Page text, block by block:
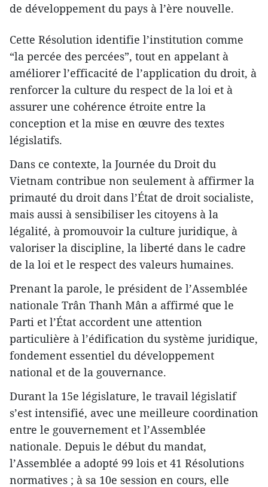
de développement du pays à l’ère nouvelle.
Cette Résolution identifie l’institution comme
“la percée des percées”, tout en appelant à
améliorer l’efficacité de l’application du droit, à
renforcer la culture du respect de la loi et à
assurer une cohérence étroite entre la
conception et la mise en œuvre des textes
législatifs.
Dans ce contexte, la Journée du Droit du
Vietnam contribue non seulement à affirmer la
primauté du droit dans l’État de droit socialiste,
mais aussi à sensibiliser les citoyens à la
légalité, à promouvoir la culture juridique, à
valoriser la discipline, la liberté dans le cadre
de la loi et le respect des valeurs humaines.
Prenant la parole, le président de l’Assemblée
nationale Trân Thanh Mân a affirmé que le
Parti et l’État accordent une attention
particulière à l’édification du système juridique,
fondement essentiel du développement
national et de la gouvernance.
Durant la 15e législature, le travail législatif
s’est intensifié, avec une meilleure coordination
entre le gouvernement et l’Assemblée
nationale. Depuis le début du mandat,
l’Assemblée a adopté 99 lois et 41 Résolutions
normatives ; à sa 10e session en cours, elle